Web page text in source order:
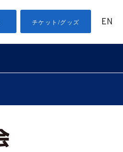
チケット/グッズ EN